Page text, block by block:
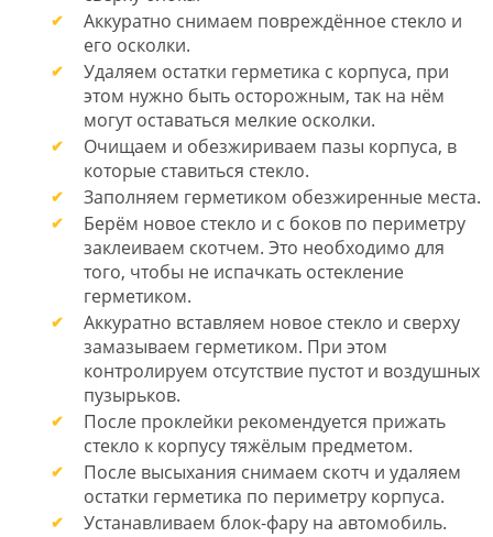
Аккуратно снимаем повреждённое стекло и
его осколки.
Удаляем остатки герметика с корпуса, при
этом нужно быть осторожным, так на нём
могут оставаться мелкие осколки.
Очищаем и обезжириваем пазы корпуса, в
которые ставиться стекло.
Заполняем герметиком обезжиренные места.
Берём новое стекло и с боков по периметру
заклеиваем скотчем. Это необходимо для
того, чтобы не испачкать остекление
герметиком.
Аккуратно вставляем новое стекло и сверху
замазываем герметиком. При этом
контролируем отсутствие пустот и воздушных
пузырьков.
После проклейки рекомендуется прижать
стекло к корпусу тяжёлым предметом.
После высыхания снимаем скотч и удаляем
остатки герметика по периметру корпуса.
Устанавливаем блок-фару на автомобиль.